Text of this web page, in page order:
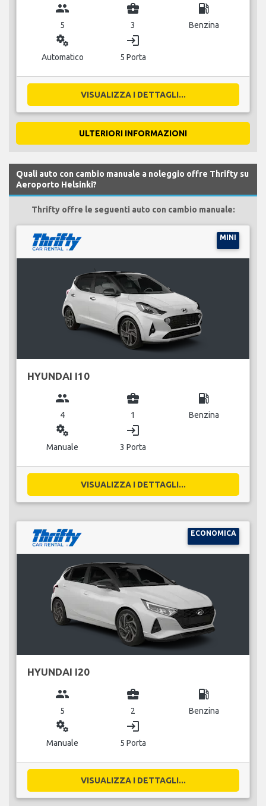
group
5
business_center
3
local_gas_station
Benzina
miscellaneous_services
Automatico
login
5 Porta
VISUALIZZA I DETTAGLI...
ULTERIORI INFORMAZIONI
Quali auto con cambio manuale a noleggio offre Thrifty su
Aeroporto Helsinki?
Thrifty offre le seguenti auto con cambio manuale:
MINI
HYUNDAI I10
group
4
business_center
1
local_gas_station
Benzina
miscellaneous_services
Manuale
login
3 Porta
VISUALIZZA I DETTAGLI...
ECONOMICA
HYUNDAI I20
group
5
business_center
2
local_gas_station
Benzina
miscellaneous_services
Manuale
login
5 Porta
VISUALIZZA I DETTAGLI...